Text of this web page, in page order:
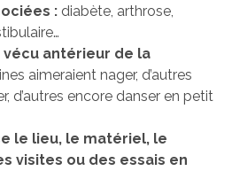
: diabète, arthrose,
vécu antérieur de la
aimeraient nager, d’autres
d’autres encore danser en petit
le lieu, le matériel, le
visites ou des essais en